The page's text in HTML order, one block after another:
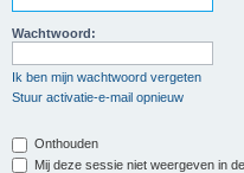
Wachtwoord:
Ik ben mijn wachtwoord vergeten
Stuur activatie-e-mail opnieuw
Onthouden
Mij deze sessie niet weergeven in